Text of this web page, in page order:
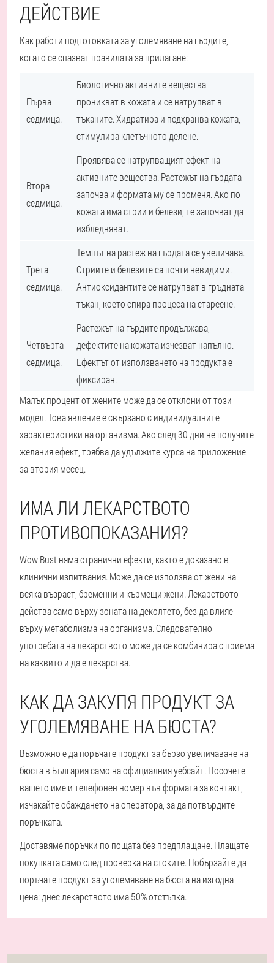
ДЕЙСТВИЕ
Как работи подготовката за уголемяване на гърдите,
когато се спазват правилата за прилагане:
Първа
седмица.
Биологично активните вещества
проникват в кожата и се натрупват в
тъканите. Хидратира и подхранва кожата,
стимулира клетъчното делене.
Втора
седмица.
Проявява се натрупващият ефект на
активните вещества. Растежът на гърдата
започва и формата му се променя. Ако по
кожата има стрии и белези, те започват да
избледняват.
Трета
седмица.
Темпът на растеж на гърдата се увеличава.
Стриите и белезите са почти невидими.
Антиоксидантите се натрупват в гръдната
тъкан, което спира процеса на стареене.
Четвърта
седмица.
Растежът на гърдите продължава,
дефектите на кожата изчезват напълно.
Ефектът от използването на продукта е
фиксиран.
Малък процент от жените може да се отклони от този
модел. Това явление е свързано с индивидуалните
характеристики на организма. Ако след 30 дни не получите
желания ефект, трябва да удължите курса на приложение
за втория месец.
ИМА ЛИ ЛЕКАРСТВОТО
ПРОТИВОПОКАЗАНИЯ?
Wow Bust няма странични ефекти, както е доказано в
клинични изпитвания. Може да се използва от жени на
всяка възраст, бременни и кърмещи жени. Лекарството
действа само върху зоната на деколтето, без да влияе
върху метаболизма на организма. Следователно
употребата на лекарството може да се комбинира с приема
на каквито и да е лекарства.
КАК ДА ЗАКУПЯ ПРОДУКТ ЗА
УГОЛЕМЯВАНЕ НА БЮСТА?
Възможно е да поръчате продукт за бързо увеличаване на
бюста в България само на официалния уебсайт. Посочете
вашето име и телефонен номер във формата за контакт,
изчакайте обаждането на оператора, за да потвърдите
поръчката.
Доставяме поръчки по пощата без предплащане. Плащате
покупката само след проверка на стоките. Побързайте да
поръчате продукт за уголемяване на бюста на изгодна
цена: днес лекарството има 50% отстъпка.